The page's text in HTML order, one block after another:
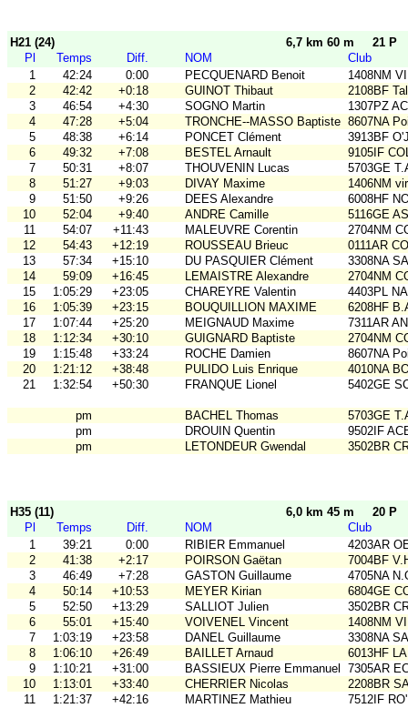
H21 (24) 6,7 km 60 m
21 P
Pl
Temps Diff. NOM
Club
1
42:24 0:00 PECQUENARD Benoit
1408NM
2
42:42 +0:18 GUINOT Thibaut
2108BF
3
46:54 +4:30 SOGNO Martin
1307PZ
4
47:28 +5:04 TRONCHE--MASSO Baptiste 8607NA
5
48:38 +6:14 PONCET Clément
3913BF
6
49:32 +7:08 BESTEL Arnault
9105IF
7
50:31 +8:07 THOUVENIN Lucas
5703GE
8
51:27 +9:03 DIVAY Maxime
1406NM
9
51:50 +9:26 DEES Alexandre
6008HF
10
52:04 +9:40 ANDRE Camille
5116GE
11
54:07 +11:43 MALEUVRE Corentin
2704NM
12
54:43 +12:19 ROUSSEAU Brieuc
0111AR
13
57:34 +15:10 DU PASQUIER Clément
3308NA
14
59:09 +16:45 LEMAISTRE Alexandre
2704NM
15
1:05:29 +23:05 CHAREYRE Valentin
4403PL
16
1:05:39 +23:15 BOUQUILLION MAXIME
6208HF
17
1:07:44 +25:20 MEIGNAUD Maxime
7311AR
18
1:12:34 +30:10 GUIGNARD Baptiste
2704NM
19
1:15:48 +33:24 ROCHE Damien
8607NA
20
1:21:12 +38:48 PULIDO Luis Enrique
4010NA
21
1:32:54 +50:30 FRANQUE Lionel 5402GE
pm BACHEL Thomas
5703GE
pm
DROUIN Quentin
9502IF
pm
LETONDEUR Gwendal 3502BR
H35 (11) 6,0 km 45 m
20 P
Pl
Temps Diff. NOM
Club
1
39:21 0:00 RIBIER Emmanuel
4203AR
2
41:38 +2:17 POIRSON Gaëtan
7004BF
3
46:49 +7:28 GASTON Guillaume
4705NA
4
50:14 +10:53 MEYER Kirian
6804GE
5
52:50 +13:29 SALLIOT Julien
3502BR
6
55:01 +15:40 VOIVENEL Vincent
1408NM
7
1:03:19 +23:58 DANEL Guillaume
3308NA
8
1:06:10 +26:49 BAILLET Arnaud
6013HF
9
1:10:21 +31:00 BASSIEUX Pierre Emmanuel
7305AR
10
1:13:01 +33:40 CHERRIER Nicolas
2208BR
11
1:21:37 +42:16 MARTINEZ Mathieu 7512IF